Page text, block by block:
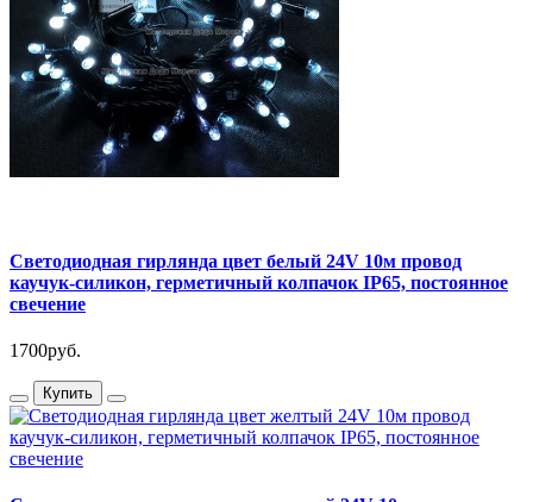
Светодиодная гирлянда цвет белый 24V 10м провод
каучук-силикон, герметичный колпачок IP65, постоянное
свечение
1700руб.
Купить